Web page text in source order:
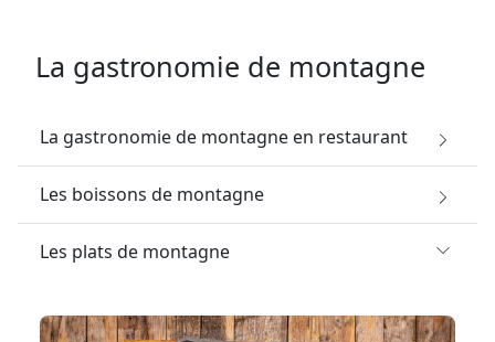
La gastronomie de montagne
La gastronomie de montagne en restaurant
Les boissons de montagne
Les plats de montagne